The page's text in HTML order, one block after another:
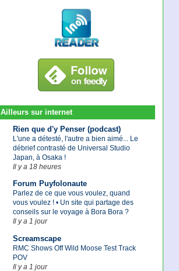
Ailleurs sur internet
Rien que d'y Penser (podcast)
L'une a détesté, l'autre a bien aimé... Le
débrief contrasté de Universal Studio
Japan, à Osaka !
Il y a 18 heures
Forum Puyfolonaute
Parlez de ce que vous voulez, quand
vous voulez ! • Un site qui partage des
conseils sur le voyage à Bora Bora ?
Il y a 1 jour
Screamscape
RMC Shows Off Wild Moose Test Track
POV
Il y a 1 jour